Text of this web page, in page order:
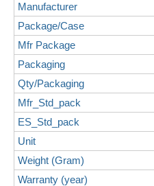
Manufacturer
Package/Case
Mfr Package
Packaging
Qty/Packaging
Mfr_Std_pack
ES_Std_pack
Unit
Weight (Gram)
Warranty (year)